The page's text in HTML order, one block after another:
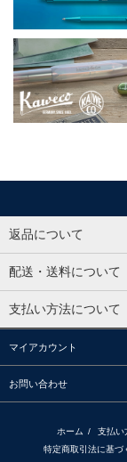
返品について
配送・送料について
支払い方法について
マイアカウント
お問い合わせ
ホーム / 支払い
特定商取引法に基づ